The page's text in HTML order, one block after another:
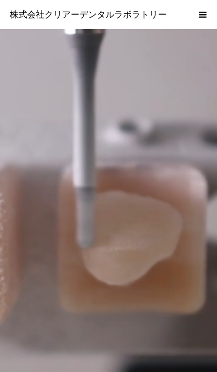
株式会社クリアーデンタルラボラトリー